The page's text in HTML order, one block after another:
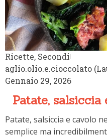
Ricette,Secondi
aglio.olio.e.cioccolato
Gennaio 29, 2026
Patate, salsiccia
Patate, salsiccia e cavolo
semplice ma